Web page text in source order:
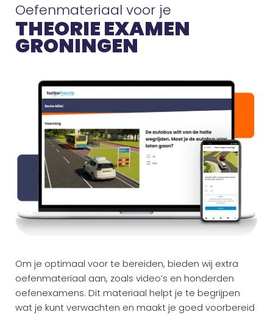
Oefenmateriaal voor je
THEORIE EXAMEN
GRONINGEN
Om je optimaal voor te bereiden, bieden wij extra
oefenmateriaal aan, zoals video’s en honderden
oefenexamens. Dit materiaal helpt je te begrijpen
wat je kunt verwachten en maakt je goed voorbereid